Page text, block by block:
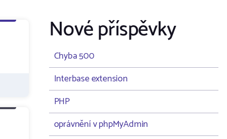
Nové příspěvky
Chyba 500
Interbase extension
PHP
oprávnění v phpMyAdmin